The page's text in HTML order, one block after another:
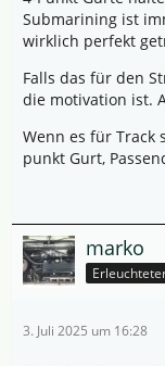
Submarining ist
wirklich perfekt
Falls das für den
die motivation ist.
Wenn es für Track
punkt Gurt,
marko
3. Juli 2025 um 16:28